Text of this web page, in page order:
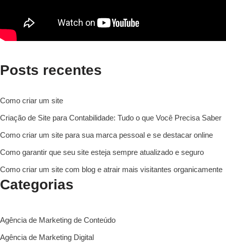
Posts recentes
Como criar um site
Criação de Site para Contabilidade: Tudo o que Você Precisa Saber
Como criar um site para sua marca pessoal e se destacar online
Como garantir que seu site esteja sempre atualizado e seguro
Como criar um site com blog e atrair mais visitantes organicamente
Categorias
Agência de Marketing de Conteúdo
Agência de Marketing Digital